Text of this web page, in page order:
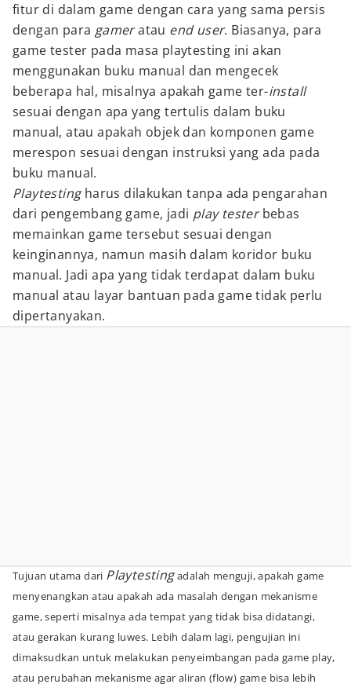
fitur di dalam game dengan cara yang sama persis
dengan para gameratau end user. Biasanya, para
game tester pada masa playtesting ini akan
menggunakan buku manual dan mengecek
beberapa hal, misalnya apakah game ter-install
sesuai dengan apa yang tertulis dalam buku
manual, atau apakah objek dan komponen game
merespon sesuai dengan instruksi yang ada pada
buku manual.
Playtestingharus dilakukan tanpa ada pengarahan
dari pengembang game, jadi play testerbebas
memainkan game tersebut sesuai dengan
keinginannya, namun masih dalam koridor buku
manual. Jadi apa yang tidak terdapat dalam buku
manual atau layar bantuan pada game tidak perlu
dipertanyakan.
Tujuan utama dari Playtestingadalah menguji, apakah game
menyenangkan atau apakah ada masalah dengan mekanisme
game, seperti misalnya ada tempat yang tidak bisa didatangi,
atau gerakan kurang luwes. Lebih dalam lagi, pengujian ini
dimaksudkan untuk melakukan penyeimbangan pada game play,
atau perubahan mekanisme agar aliran (flow) game bisa lebih